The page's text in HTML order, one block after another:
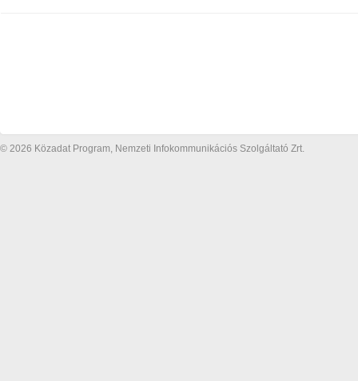
© 2026 Közadat Program, Nemzeti Infokommunikációs Szolgáltató Zrt.